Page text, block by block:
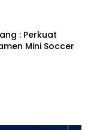
: Perkuat
Mini Soccer